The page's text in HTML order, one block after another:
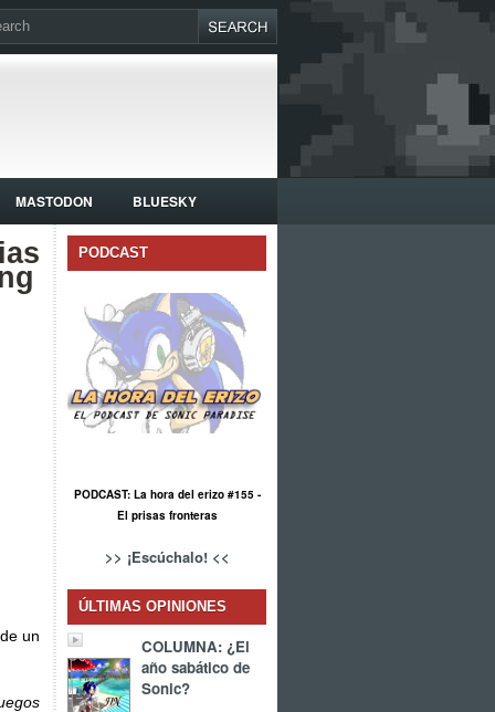
MASTODON BLUESKY
un
PODCAST
PODCAST: La hora del erizo #155 -
El prisas fronteras
>> ¡Escúchalo! <<
ÚLTIMAS OPINIONES
COLUMNA: ¿El
año sabático de
Sonic?